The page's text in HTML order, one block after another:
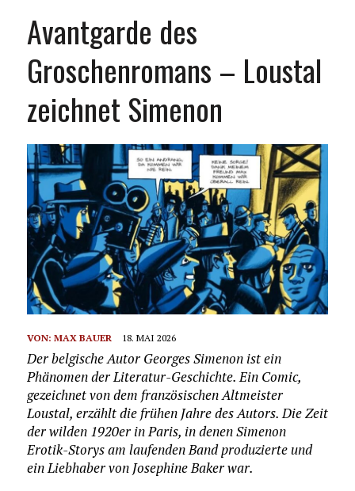
Avantgarde des
Groschenromans – Loustal
zeichnet Simenon
VON: MAX BAUER 18. MAI 2026
Der belgische Autor Georges Simenon ist ein
Phänomen der Literatur-Geschichte. Ein Comic,
gezeichnet von dem französischen Altmeister
Loustal, erzählt die frühen Jahre des Autors. Die Zeit
der wilden 1920er in Paris, in denen Simenon
Erotik-Storys am laufenden Band produzierte und
ein Liebhaber von Josephine Baker war.